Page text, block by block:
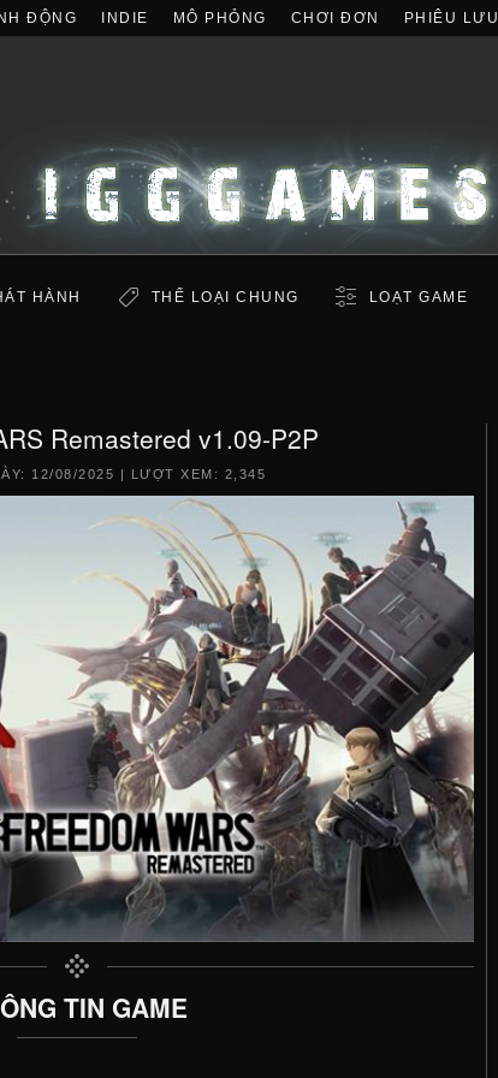
ĐỘNG INDIE MÔ PHỎNG CHƠI ĐƠN PHIÊU LƯU
HÀNH THỂ LOẠI CHUNG LOẠT GAME
Remastered v1.09-P2P
12/08/2025 | LƯỢT XEM: 2,345
TIN GAME